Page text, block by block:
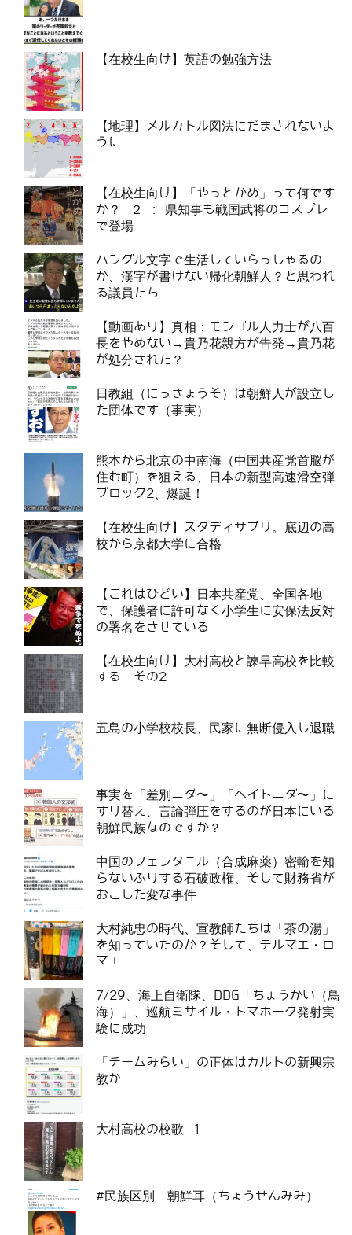
【在校生向け】英語の勉強方法
【地理】メルカトル図法にだまされないよ
うに
【在校生向け】「やっとかめ」って何です
か？ ２ : 県知事も戦国武将のコスプレ
で登場
ハングル文字で生活していらっしゃるの
か、漢字が書けない帰化朝鮮人？と思われ
る議員たち
【動画あり】真相：モンゴル人力士が八百
長をやめない→貴乃花親方が告発→貴乃花
が処分された？
日教組（にっきょうそ）は朝鮮人が設立し
た団体です（事実）
熊本から北京の中南海（中国共産党首脳が
住む町）を狙える、日本の新型高速滑空弾
ブロック2、爆誕！
【在校生向け】スタディサプリ。底辺の高
校から京都大学に合格
【これはひどい】日本共産党、全国各地
で、保護者に許可なく小学生に安保法反対
の署名をさせている
【在校生向け】大村高校と諫早高校を比較
する その2
五島の小学校校長、民家に無断侵入し退職
事実を「差別ニダ〜」「ヘイトニダ〜」に
すり替え、言論弾圧をするのが日本にいる
朝鮮民族なのですか？
中国のフェンタニル（合成麻薬）密輸を知
らないふりする石破政権、そして財務省が
おこした変な事件
大村純忠の時代、宣教師たちは「茶の湯」
を知っていたのか？そして、テルマエ・ロ
マエ
7/29、海上自衛隊、DDG「ちょうかい（鳥
海）」、巡航ミサイル・トマホーク発射実
験に成功
「チームみらい」の正体はカルトの新興宗
教か
大村高校の校歌 1
#民族区別 朝鮮耳（ちょうせんみみ）